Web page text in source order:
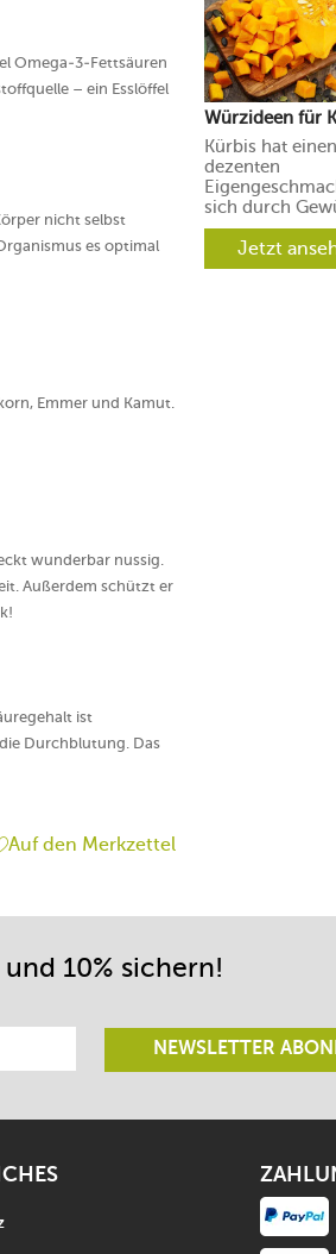
Omega-3-Fettsäuren
– ein Esslöffel
nicht selbst
es optimal
Emmer und Kamut.
wunderbar nussig.
Außerdem schützt er
ist
Durchblutung. Das
Auf den Merkzettel
Würzideen für
Kürbis hat
dezenten
sich durch
und Aromen
verschiedene
Richtungen
Jetzt
10% sichern!
NEWSLETTER